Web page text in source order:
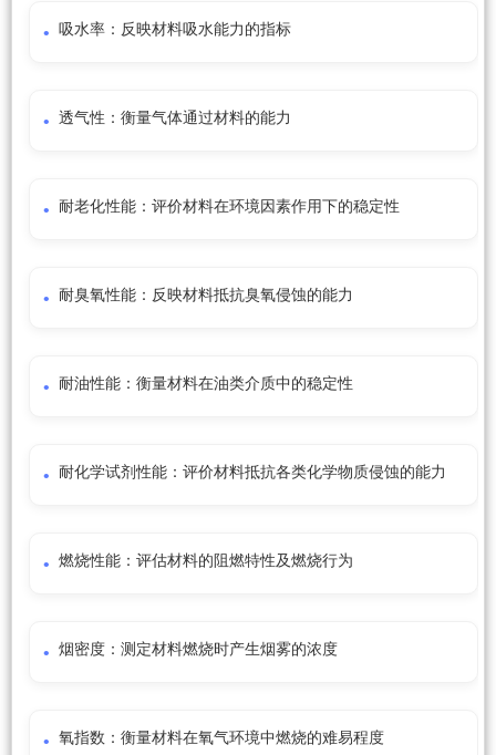
吸水率：反映材料吸水能力的指标
透气性：衡量气体通过材料的能力
耐老化性能：评价材料在环境因素作用下的稳定性
耐臭氧性能：反映材料抵抗臭氧侵蚀的能力
耐油性能：衡量材料在油类介质中的稳定性
耐化学试剂性能：评价材料抵抗各类化学物质侵蚀的能力
燃烧性能：评估材料的阻燃特性及燃烧行为
烟密度：测定材料燃烧时产生烟雾的浓度
氧指数：衡量材料在氧气环境中燃烧的难易程度